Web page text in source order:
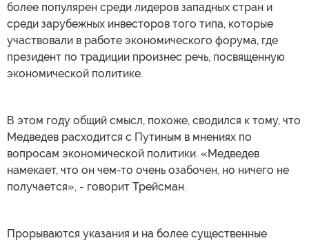
более популярен среди лидеров западных стран и
среди зарубежных инвесторов того типа, которые
участвовали в работе экономического форума, где
президент по традиции произнес речь, посвященную
экономической политике.
В этом году общий смысл, похоже, сводился к тому, что
Медведев расходится с Путиным в мнениях по
вопросам экономической политики. «Медведев
намекает, что он чем-то очень озабочен, но ничего не
получается», - говорит Трейсман.
Прорываются указания и на более существенные